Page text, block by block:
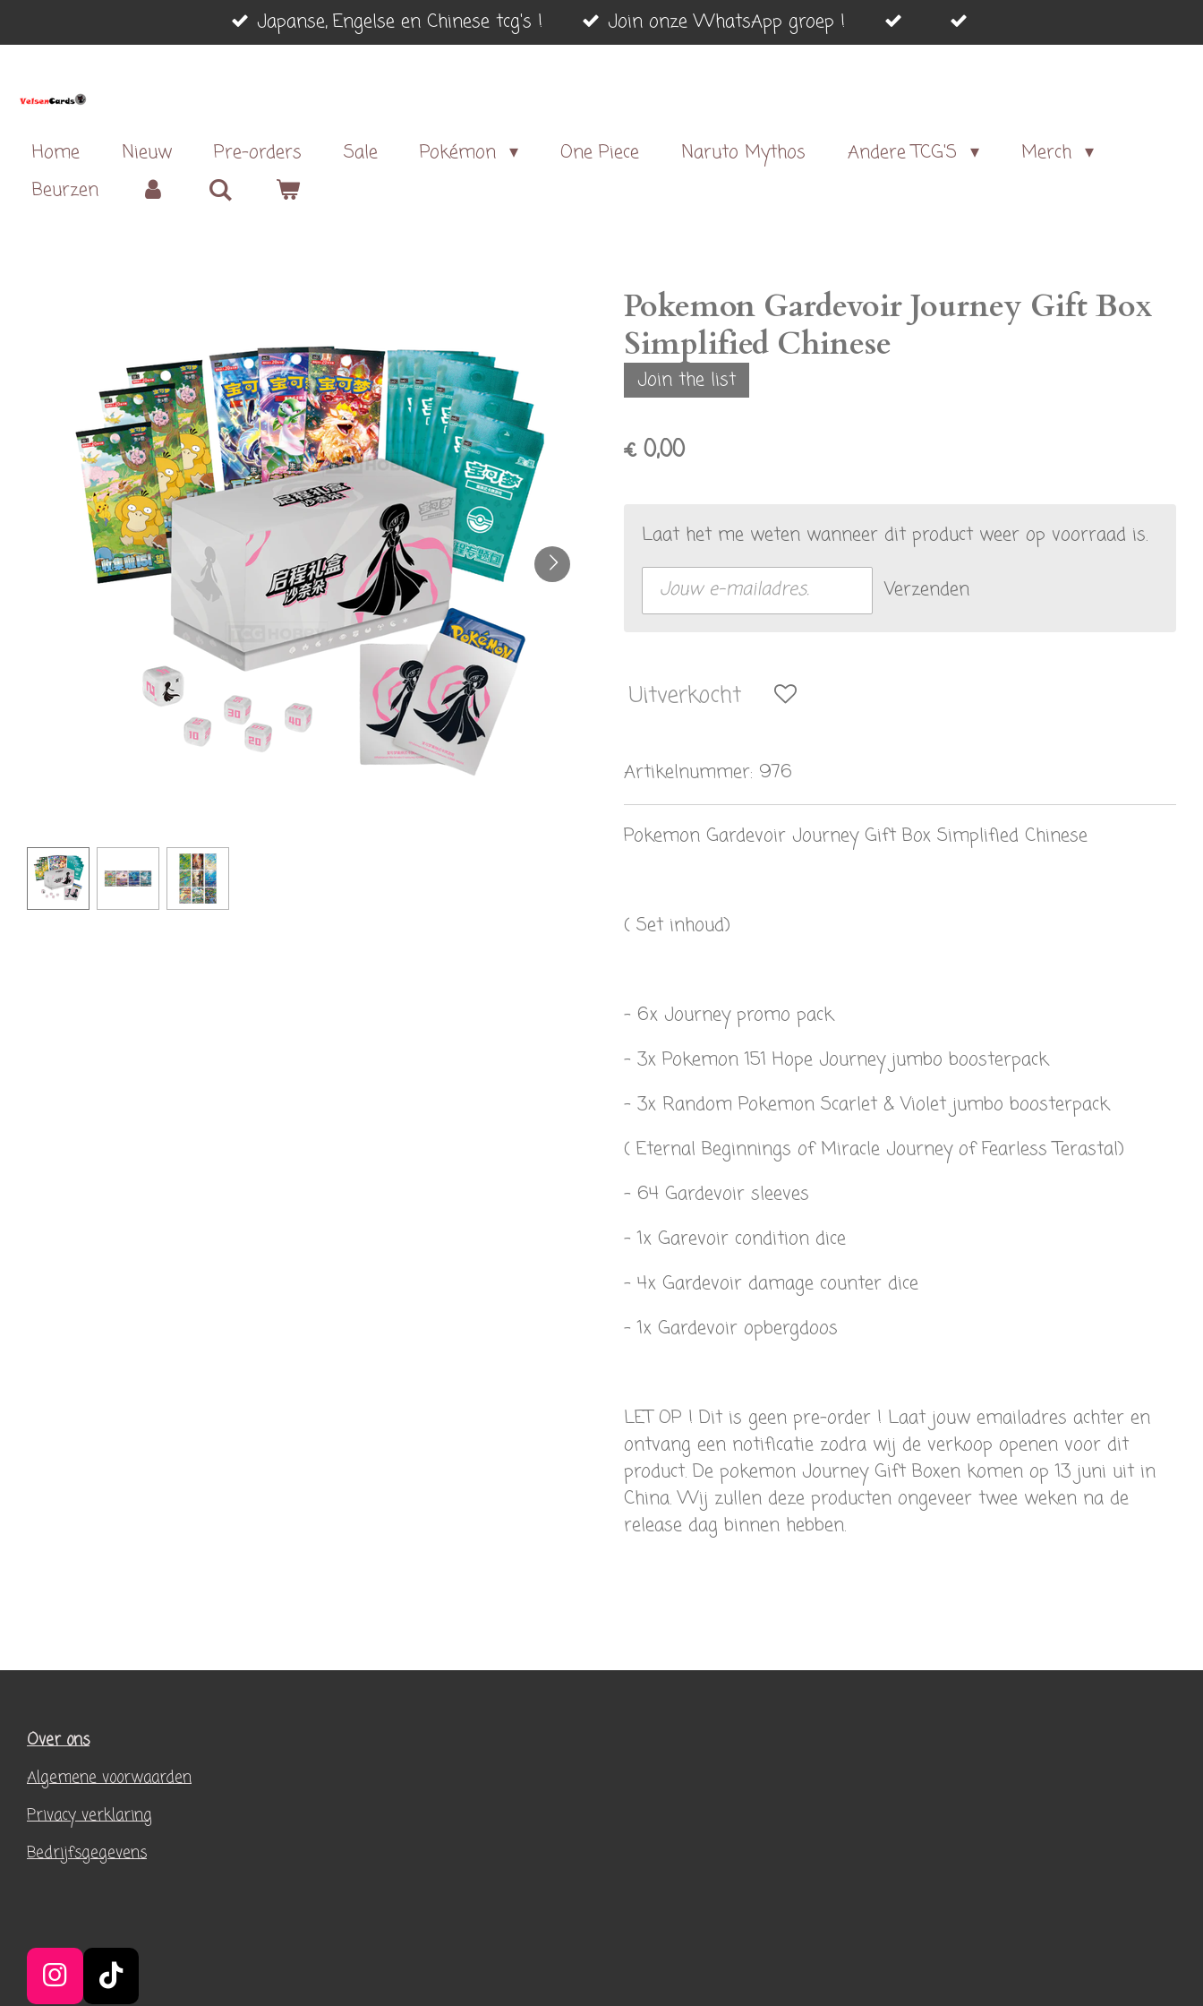
direct
de
Japanse, Engelse en Chinese tcg's ! Join onze WhatsApp groep !
Home Nieuw Pre-orders Sale Pokémon One Piece Naruto Mythos Andere TCG'S
Merch
Beurzen
Pokemon Gardevoir Journey Gift Box
Simplified Chinese
Join the list
€ 0,00
Laat het me weten wanneer dit product weer op voorraad is.
Verzenden
Uitverkocht
Artikelnummer: 976
Pokemon Gardevoir Journey Gift Box Simplified Chinese
( Set inhoud)
- 6x Journey promo pack
- 3x Pokemon 151 Hope Journey jumbo boosterpack
- 3x Random Pokemon Scarlet & Violet jumbo boosterpack
( Eternal Beginnings of Miracle Journey of Fearless Terastal)
- 64 Gardevoir sleeves
- 1x Garevoir condition dice
- 4x Gardevoir damage counter dice
- 1x Gardevoir opbergdoos
LET OP ! Dit is geen pre-order ! Laat jouw emailadres achter en
ontvang een notificatie zodra wij de verkoop openen voor dit
product. De pokemon Journey Gift Boxen komen op 13 juni uit in
China. Wij zullen deze producten ongeveer twee weken na de
release dag binnen hebben.
Over ons
Algemene voorwaarden
Privacy verklaring
Bedrijfsgegevens
I T